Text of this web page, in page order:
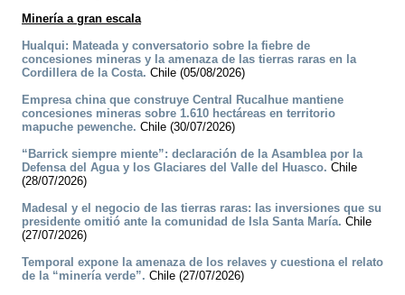
Minería a gran escala
Hualqui: Mateada y conversatorio sobre la fiebre de
concesiones mineras y la amenaza de las tierras raras en la
Cordillera de la Costa. Chile (05/08/2026)
Empresa china que construye Central Rucalhue mantiene
concesiones mineras sobre 1.610 hectáreas en territorio
mapuche pewenche. Chile (30/07/2026)
“Barrick siempre miente”: declaración de la Asamblea por la
Defensa del Agua y los Glaciares del Valle del Huasco. Chile
(28/07/2026)
Madesal y el negocio de las tierras raras: las inversiones que su
presidente omitió ante la comunidad de Isla Santa María. Chile
(27/07/2026)
Temporal expone la amenaza de los relaves y cuestiona el relato
de la “minería verde”. Chile (27/07/2026)